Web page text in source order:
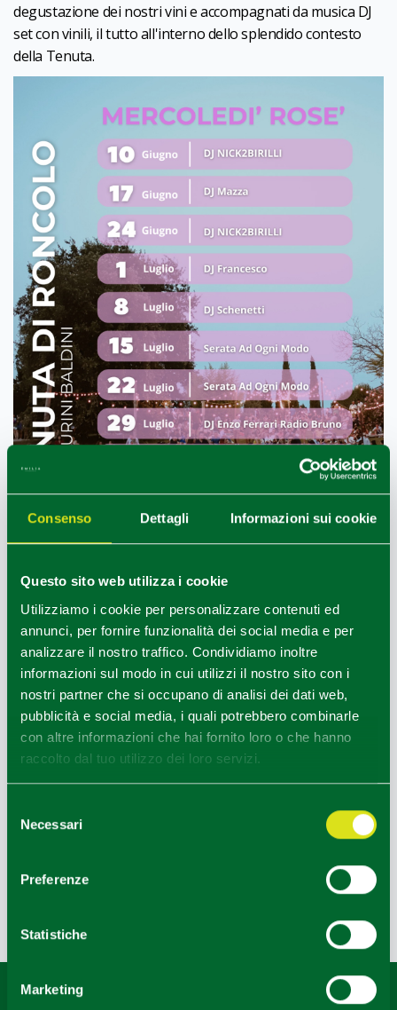
Consenso Dettagli Informazioni sui cookie
Questo sito web utilizza i cookie
Utilizziamo i cookie per personalizzare contenuti ed
annunci, per fornire funzionalità dei social media e per
analizzare il nostro traffico. Condividiamo inoltre
informazioni sul modo in cui utilizzi il nostro sito con i
nostri partner che si occupano di analisi dei dati web,
pubblicità e social media, i quali potrebbero combinarle
con altre informazioni che hai fornito loro o che hanno
raccolto dal tuo utilizzo dei loro servizi.
delNecessari
Preferenze
Statistiche
Marketing
degustazione dei nostri vini e accompagnati da musica DJ
set con vinili, il tutto all'interno dello splendido contesto
della Tenuta.
Contenuti di proprietà di Destinazione Turistica Emilia